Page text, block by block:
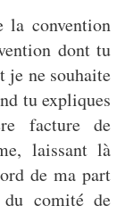
la convention
dont tu
je ne souhaite
tu expliques
facture de
laissant là
de ma part
comité de